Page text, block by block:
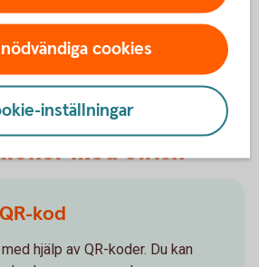
med Swish
kod
hjälp av QR-koder. Du kan
cookies
inställningar